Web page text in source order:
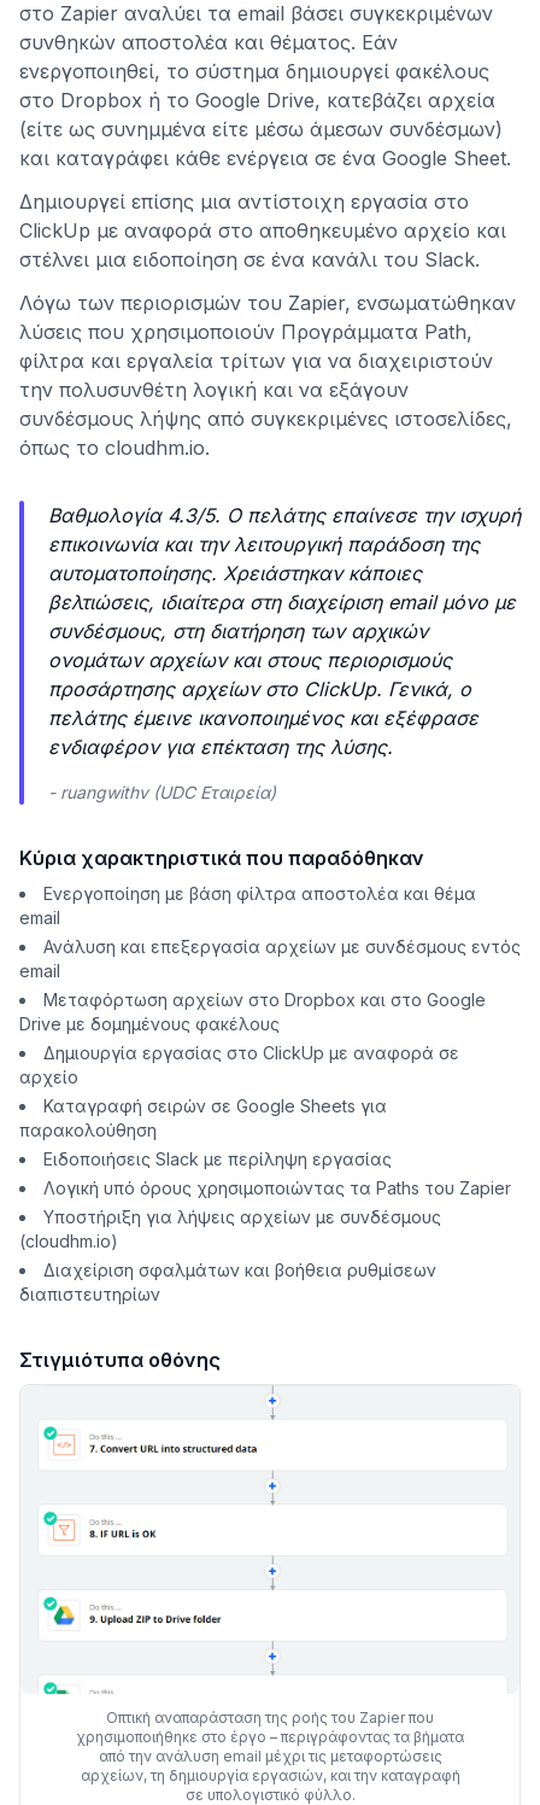
στο Zapier αναλύει τα email βάσει συγκεκριμένων
συνθηκών αποστολέα και θέματος. Εάν
ενεργοποιηθεί, το σύστημα δημιουργεί φακέλους
στο Dropbox ή το Google Drive, κατεβάζει αρχεία
(είτε ως συνημμένα είτε μέσω άμεσων συνδέσμων)
και καταγράφει κάθε ενέργεια σε ένα Google Sheet.
Δημιουργεί επίσης μια αντίστοιχη εργασία στο
ClickUp με αναφορά στο αποθηκευμένο αρχείο και
στέλνει μια ειδοποίηση σε ένα κανάλι του Slack.
Λόγω των περιορισμών του Zapier, ενσωματώθηκαν
λύσεις που χρησιμοποιούν Προγράμματα Path,
φίλτρα και εργαλεία τρίτων για να διαχειριστούν
την πολυσυνθέτη λογική και να εξάγουν
συνδέσμους λήψης από συγκεκριμένες ιστοσελίδες,
όπως το cloudhm.io.
Βαθμολογία 4.3/5. Ο πελάτης επαίνεσε την ισχυρή
επικοινωνία και την λειτουργική παράδοση της
αυτοματοποίησης. Χρειάστηκαν κάποιες
βελτιώσεις, ιδιαίτερα στη διαχείριση email μόνο με
συνδέσμους, στη διατήρηση των αρχικών
ονομάτων αρχείων και στους περιορισμούς
προσάρτησης αρχείων στο ClickUp. Γενικά, ο
πελάτης έμεινε ικανοποιημένος και εξέφρασε
ενδιαφέρον για επέκταση της λύσης.
- ruangwithv (UDC Εταιρεία)
Κύρια χαρακτηριστικά που παραδόθηκαν
Ενεργοποίηση με βάση φίλτρα αποστολέα και θέμα
email
Ανάλυση και επεξεργασία αρχείων με συνδέσμους εντός
email
Μεταφόρτωση αρχείων στο Dropbox και στο Google
Drive με δομημένους φακέλους
Δημιουργία εργασίας στο ClickUp με αναφορά σε
αρχείο
Καταγραφή σειρών σε Google Sheets για
παρακολούθηση
Ειδοποιήσεις Slack με περίληψη εργασίας
Λογική υπό όρους χρησιμοποιώντας τα Paths του Zapier
Υποστήριξη για λήψεις αρχείων με συνδέσμους
(cloudhm.io)
Διαχείριση σφαλμάτων και βοήθεια ρυθμίσεων
διαπιστευτηρίων
Στιγμιότυπα οθόνης
Οπτική αναπαράσταση της ροής του Zapier που
χρησιμοποιήθηκε στο έργο – περιγράφοντας τα βήματα
από την ανάλυση email μέχρι τις μεταφορτώσεις
αρχείων, τη δημιουργία εργασιών, και την καταγραφή
σε υπολογιστικό φύλλο.